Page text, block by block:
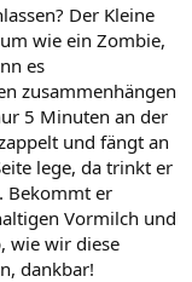
Der Kleine
wie ein Zombie,
es
zusammenhängen
5 Minuten an der
und fängt an
lege, da trinkt er
Bekommt er
Vormilch und
wie wir diese
dankbar!